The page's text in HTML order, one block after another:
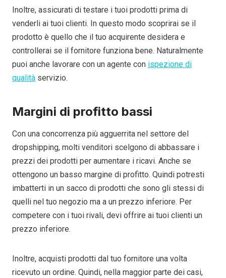
Inoltre, assicurati di testare i tuoi prodotti prima di
venderli ai tuoi clienti. In questo modo scoprirai se il
prodotto è quello che il tuo acquirente desidera e
controllerai se il fornitore funziona bene. Naturalmente
puoi anche lavorare con un agente con ispezione di
qualità servizio.
Margini di profitto bassi
Con una concorrenza più agguerrita nel settore del
dropshipping, molti venditori scelgono di abbassare i
prezzi dei prodotti per aumentare i ricavi. Anche se
ottengono un basso margine di profitto. Quindi potresti
imbatterti in un sacco di prodotti che sono gli stessi di
quelli nel tuo negozio ma a un prezzo inferiore. Per
competere con i tuoi rivali, devi offrire ai tuoi clienti un
prezzo inferiore.
Inoltre, acquisti prodotti dal tuo fornitore una volta
ricevuto un ordine. Quindi, nella maggior parte dei casi,